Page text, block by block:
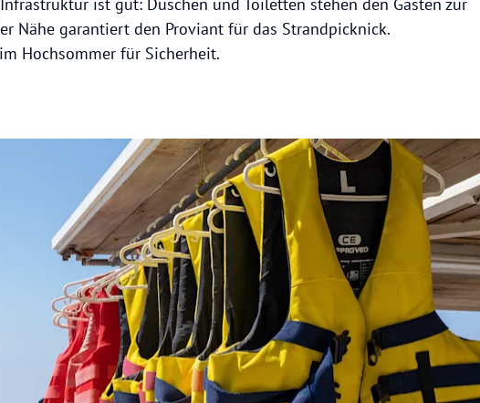
Nähe garantiert den Proviant für das Strandpicknick.
Hochsommer für Sicherheit.